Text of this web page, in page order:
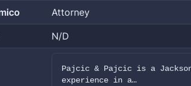
Attorney
N/D
Pajcic & Pajcic is a
experience in a…